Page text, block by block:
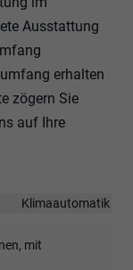
Ausstattung
erhalten
zögern Sie
auf Ihre
Klimaautomatik
mit